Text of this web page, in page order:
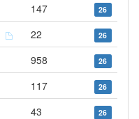
147 26
22 26
958 26
117 26
43 26